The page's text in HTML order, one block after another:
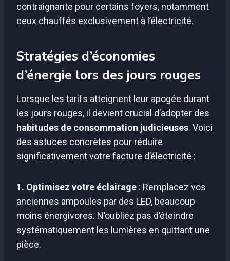
contraignante pour certains foyers, notamment
ceux chauffés exclusivement à l’électricité.
Stratégies d’économies
d’énergie lors des jours rouges
Lorsque les tarifs atteignent leur apogée durant
les jours rouges, il devient crucial d’adopter des
habitudes de consommation judicieuses. Voici
des astuces concrètes pour réduire
significativement votre facture d’électricité :
1. Optimisez votre éclairage : Remplacez vos
anciennes ampoules par des LED, beaucoup
moins énergivores. N’oubliez pas d’éteindre
systématiquement les lumières en quittant une
pièce.